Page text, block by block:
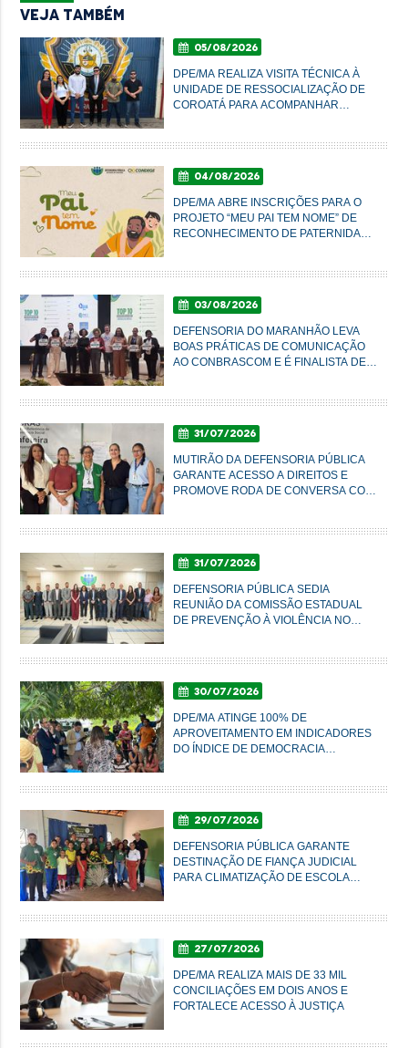
Veja Também
05/08/2026
DPE/MA REALIZA VISITA TÉCNICA À
UNIDADE DE RESSOCIALIZAÇÃO DE
COROATÁ PARA ACOMPANHAR
04/08/2026
DPE/MA ABRE INSCRIÇÕES PARA O
PROJETO “MEU PAI TEM NOME” DE
RECONHECIMENTO DE PATERNIDADE
03/08/2026
DEFENSORIA DO MARANHÃO LEVA
BOAS PRÁTICAS DE COMUNICAÇÃO
AO CONBRASCOM E É FINALISTA DE
31/07/2026
MUTIRÃO DA DEFENSORIA PÚBLICA
GARANTE ACESSO A DIREITOS E
PROMOVE RODA DE CONVERSA COM
31/07/2026
DEFENSORIA PÚBLICA SEDIA
REUNIÃO DA COMISSÃO ESTADUAL
DE PREVENÇÃO À VIOLÊNCIA NO
30/07/2026
DPE/MA ATINGE 100% DE
APROVEITAMENTO EM INDICADORES
DO ÍNDICE DE DEMOCRACIA
29/07/2026
DEFENSORIA PÚBLICA GARANTE
DESTINAÇÃO DE FIANÇA JUDICIAL
PARA CLIMATIZAÇÃO DE ESCOLA
27/07/2026
DPE/MA REALIZA MAIS DE 33 MIL
CONCILIAÇÕES EM DOIS ANOS E
FORTALECE ACESSO À JUSTIÇA